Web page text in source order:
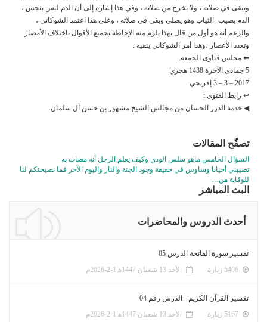
ويبقى في صلاته ، ولا يخرج من صلاته ، وفي هذا إشارة إلى أن الدم ليس بنجس ،
الدم يصيب -الثياب وهو يصلي وبقي في صلاته ، وعلى هذا اعتمد الشوكاني ،
والزعم أنه هو أول من قال بهذا يلزم منه الإحاطة بجميع الأقوال باختلاف الأمصار
وتعدد الأعصار ،وهذا أمر الشوكاني ينفيه .
⬅ مجلس فتاوى الجمعة.
5 جمادى الآخرة 1438 هجري
2017 – 3 – 3 إفرنجي
↩ رابط الفتوى :
◀ خدمة الدرر الحسان من مجالس الشيخ مشهور بن حسن آل سلمان.
تصفّح المقالات
السؤال الخامس ماهو سلس الودي وكيف يعلم الرجل أنه مصاب به
تصيبني أحيانا وساوس في حقيقة وجود الجنة والنار واليوم الآخر فما نصيحتكم لنا
للوقاية من…
البث المباشر
أحدث الدروس والمحاضرات
تفسير سورة الفاتحة الدرس 05
الأحد 13 شعبان 1447ﻫ 1-2-2026م
تفسير القرآن الكريم - الدرس رقم 04
الأحد 13 شعبان 1447ﻫ 1-2-2026م